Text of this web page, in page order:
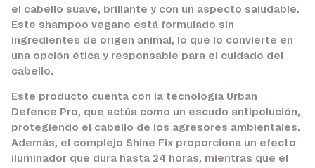
el cabello suave, brillante y con un aspecto saludable.
Este shampoo vegano está formulado sin
ingredientes de origen animal, lo que lo convierte en
una opción ética y responsable para el cuidado del
cabello.
Este producto cuenta con la tecnología Urban
Defence Pro, que actúa como un escudo antipolución,
protegiendo el cabello de los agresores ambientales.
Además, el complejo Shine Fix proporciona un efecto
iluminador que dura hasta 24 horas, mientras que el